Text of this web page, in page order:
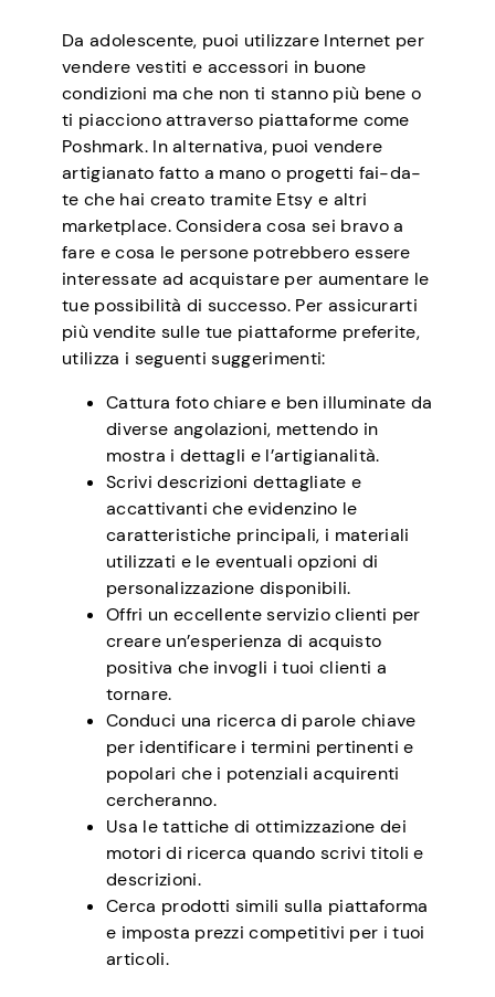
Da adolescente, puoi utilizzare Internet per
vendere vestiti e accessori in buone
condizioni ma che non ti stanno più bene o
ti piacciono attraverso piattaforme come
Poshmark. In alternativa, puoi vendere
artigianato fatto a mano o progetti fai-da-
te che hai creato tramite Etsy e altri
marketplace. Considera cosa sei bravo a
fare e cosa le persone potrebbero essere
interessate ad acquistare per aumentare le
tue possibilità di successo. Per assicurarti
più vendite sulle tue piattaforme preferite,
utilizza i seguenti suggerimenti:
Cattura foto chiare e ben illuminate da
diverse angolazioni, mettendo in
mostra i dettagli e l’artigianalità.
Scrivi descrizioni dettagliate e
accattivanti che evidenzino le
caratteristiche principali, i materiali
utilizzati e le eventuali opzioni di
personalizzazione disponibili.
Offri un eccellente servizio clienti per
creare un’esperienza di acquisto
positiva che invogli i tuoi clienti a
tornare.
Conduci una ricerca di parole chiave
per identificare i termini pertinenti e
popolari che i potenziali acquirenti
cercheranno.
Usa le tattiche di ottimizzazione dei
motori di ricerca quando scrivi titoli e
descrizioni.
Cerca prodotti simili sulla piattaforma
e imposta prezzi competitivi per i tuoi
articoli.